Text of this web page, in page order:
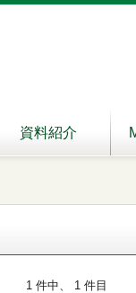
資料紹介
1 件中、 1 件目